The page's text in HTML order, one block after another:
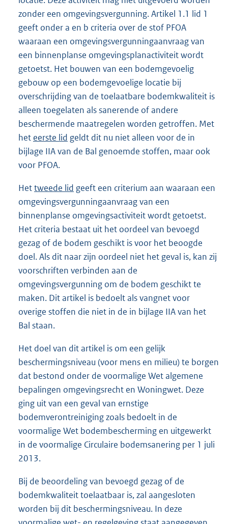
zonder een omgevingsvergunning. Artikel 1.1 lid 1
geeft onder a en b criteria over de stof PFOA
waaraan een omgevingsvergunningaanvraag van
een binnenplanse omgevingsplanactiviteit wordt
getoetst. Het bouwen van een bodemgevoelig
gebouw op een bodemgevoelige locatie bij
overschrijding van de toelaatbare bodemkwaliteit is
alleen toegelaten als sanerende of andere
beschermende maatregelen worden getroffen. Met
het eerste lid geldt dit nu niet alleen voor de in
bijlage IIA van de Bal genoemde stoffen, maar ook
voor PFOA.
Hettweede lid geeft een criterium aan waaraan een
omgevingsvergunningaanvraag van een
binnenplanse omgevingsactiviteit wordt getoetst.
Het criteria bestaat uit het oordeel van bevoegd
gezag of de bodem geschikt is voor het beoogde
doel. Als dit naar zijn oordeel niet het geval is, kan zij
voorschriften verbinden aan de
omgevingsvergunning om de bodem geschikt te
maken. Dit artikel is bedoelt als vangnet voor
overige stoffen die niet in de in bijlage IIA van het
Bal staan.
Het doel van dit artikel is om een gelijk
beschermingsniveau (voor mens en milieu) te borgen
dat bestond onder de voormalige Wet algemene
bepalingen omgevingsrecht en Woningwet. Deze
ging uit van een geval van ernstige
bodemverontreiniging zoals bedoelt in de
voormalige Wet bodembescherming en uitgewerkt
in de voormalige Circulaire bodemsanering per 1 juli
2013.
Bij de beoordeling van bevoegd gezag of de
bodemkwaliteit toelaatbaar is, zal aangesloten
worden bij dit beschermingsniveau. In deze